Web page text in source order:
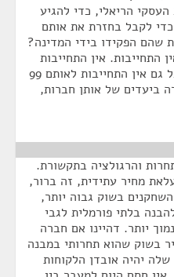
הריאלי, כדי להגיע
לקבל בחזרת את אותם
שהם הפקידו בידי המדינה?
התחייבות. אין התחייבות
לא מצד הלקוחות, שזה טוב, אבל גם אין התחייבות לאותם 99
ביעדים של אותן חברות,
והרגולציה בתקשורת.
מחיר עתידית, זה ברור,
בשוק גבוה יותר,
בלתי פורמלית לגבי
יותר. דהיינו אם חברה
בשוק שהוא תחרותי במבנה
יהיה אובדן הלקוחות